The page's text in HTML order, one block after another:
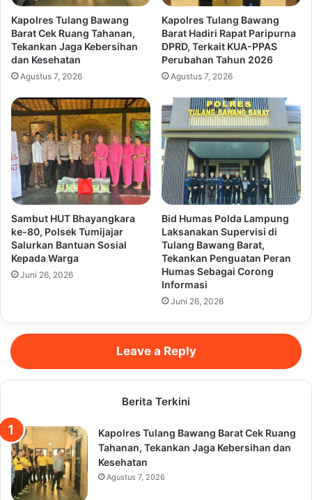
Kapolres Tulang Bawang
Barat Cek Ruang Tahanan,
Tekankan Jaga Kebersihan
dan Kesehatan
Agustus 7, 2026
Kapolres Tulang Bawang
Barat Hadiri Rapat Paripurna
DPRD, Terkait KUA-PPAS
Perubahan Tahun 2026
Agustus 7, 2026
Sambut HUT Bhayangkara
ke-80, Polsek Tumijajar
Salurkan Bantuan Sosial
Kepada Warga
Juni 26, 2026
Bid Humas Polda Lampung
Laksanakan Supervisi di
Tulang Bawang Barat,
Tekankan Penguatan Peran
Humas Sebagai Corong
Informasi
Juni 26, 2026
Leave a Reply
Berita Terkini
Kapolres Tulang Bawang Barat Cek Ruang
Tahanan, Tekankan Jaga Kebersihan dan
Kesehatan
Agustus 7, 2026